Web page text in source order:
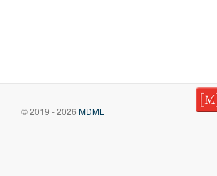
© 2019 - 2026 MDML